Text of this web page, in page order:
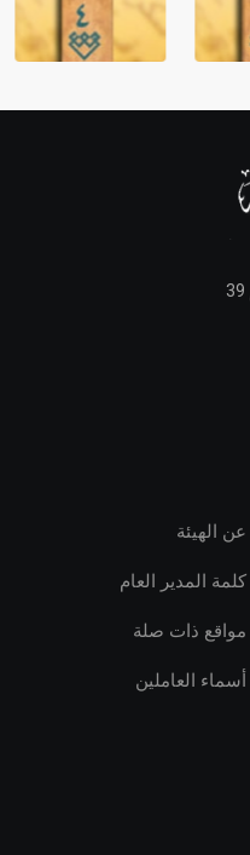
عن الهيئة
كلمة المدير العام
مواقع ذات صلة
أسماء العاملين